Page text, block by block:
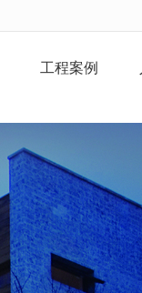
工程案例